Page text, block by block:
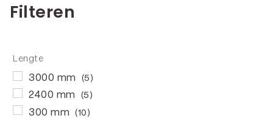
Filteren
Lengte
3000 mm (5)
2400 mm (5)
300 mm (10)